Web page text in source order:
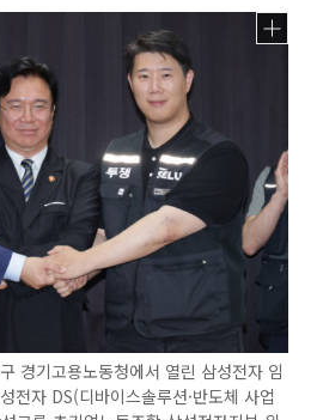
경기고용노동청에서 열린 삼성전자 임
전자 DS(디바이스솔루션·반도체 사업